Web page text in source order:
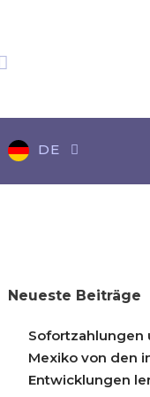
DE
Neueste Beiträge
Sofortzahlungen
Mexiko von den
Entwicklungen